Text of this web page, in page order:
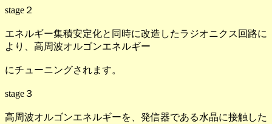
stage２
エネルギー集積安定化と同時に改造したラジオニクス回路に
より、高周波オルゴンエネルギー
にチューニングされます。
stage３
高周波オルゴンエネルギーを、発信器である水晶に接触した